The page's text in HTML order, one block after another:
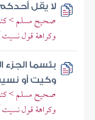
لا يقل
صحيح مسلم >
وكراهة قول نسيت
بئسما
وكيت أو
صحيح مسلم >
وكراهة قول نسيت